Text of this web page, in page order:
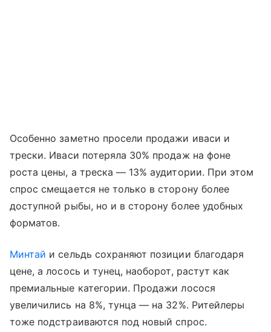
Особенно заметно просели продажи иваси и
трески. Иваси потеряла 30% продаж на фоне
роста цены, а треска — 13% аудитории. При этом
спрос смещается не только в сторону более
доступной рыбы, но и в сторону более удобных
форматов.
Минтай и сельдь сохраняют позиции благодаря
цене, а лосось и тунец, наоборот, растут как
премиальные категории. Продажи лосося
увеличились на 8%, тунца — на 32%. Ритейлеры
тоже подстраиваются под новый спрос.